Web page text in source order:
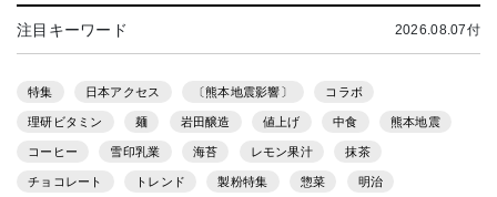
注目キーワード 2026.08.07付
特集 日本アクセス 〔熊本地震影響〕 コラボ
理研ビタミン 麺 岩田醸造 値上げ 中食 熊本地震
コーヒー 雪印乳業 海苔 レモン果汁 抹茶
チョコレート トレンド 製粉特集 惣菜 明治